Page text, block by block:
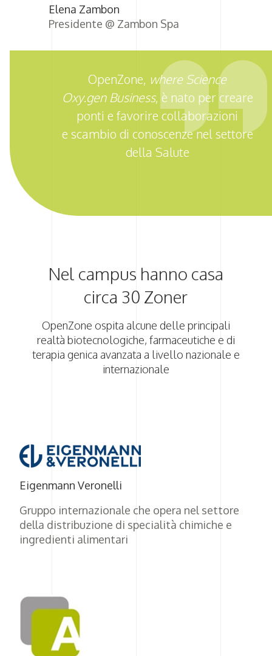
Elena Zambon
Presidente @ Zambon Spa
OpenZone, where Science
Oxy.gen Business, è nato per creare
ponti e favorire collaborazioni
e scambio di conoscenze nel settore
della Salute
Nel campus hanno casa
circa 30 Zoner
OpenZone ospita alcune delle principali
realtà biotecnologiche, farmaceutiche e di
terapia genica avanzata a livello nazionale e
internazionale
Eigenmann Veronelli
Gruppo internazionale che opera nel settore
della distribuzione di specialità chimiche e
ingredienti alimentari